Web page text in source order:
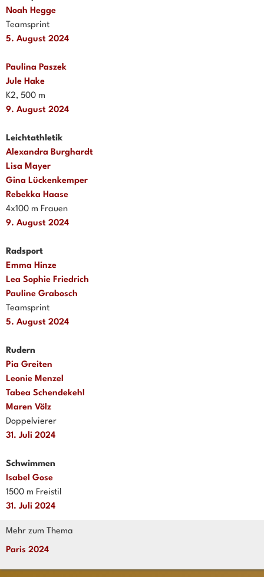
Noah Hegge
Teamsprint
5. August 2024
Paulina Paszek
Jule Hake
K2, 500 m
9. August 2024
Leichtathletik
Alexandra Burghardt
Lisa Mayer
Gina Lückenkemper
Rebekka Haase
4x100 m Frauen
9. August 2024
Radsport
Emma Hinze
Lea Sophie Friedrich
Pauline Grabosch
Teamsprint
5. August 2024
Rudern
Pia Greiten
Leonie Menzel
Tabea Schendekehl
Maren Völz
Doppelvierer
31. Juli 2024
Schwimmen
Isabel Gose
1500 m Freistil
31. Juli 2024
Mehr zum Thema
Paris 2024